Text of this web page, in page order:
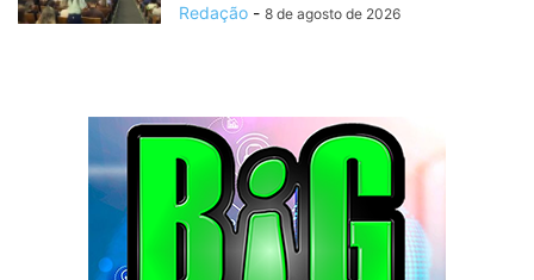
Redação - 8 de agosto de 2026